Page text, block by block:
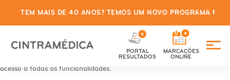
Defina as suas preferências de
cookies para este website.
Este website utiliza cookies estritamente necessários, analíticos e
acesso a todas as funcionalidades.
TEM MAIS DE 40 ANOS? TEMOS UM NOVO PROGRAMA
PORTAL
RESULTADOS
MARCAÇÕES
ONLINE